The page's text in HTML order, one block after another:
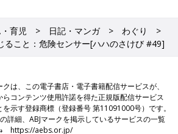
育児 日記・マンガ
わぐり
ること：危険センサー[ハハのさけび #49]
クは、この電子書店・電子書籍配信サービスが、
らコンテンツ使用許諾を得た正規版配信サービス
を示す登録商標（登録番号 第11091000号）です。
詳細、ABJマークを掲示しているサービスの一覧
→https://aebs.or.jp/